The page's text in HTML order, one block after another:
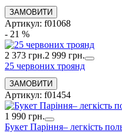
Артикул: f01068
- 21 %
2 373 грн.2 999 грн.
25 червоних троянд
Артикул: f01454
1 990 грн.
Букет Паріння– легкість